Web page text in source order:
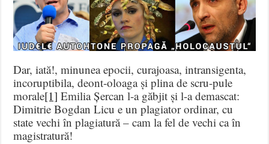
Dar, iată!, minunea epocii, curajoasa, intransigenta,
incoruptibila, deont-oloaga și plina de scru-pule
morale[1] Emilia Șercan l-a găbjit și l-a demascat:
Dimitrie Bogdan Licu e un plagiator ordinar, cu
state vechi în plagiatură – cam la fel de vechi ca în
magistratură!